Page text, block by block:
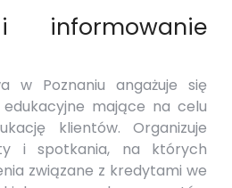
informowanie
w Poznaniu angażuje się
edukacyjne mające na celu
klientów. Organizuje
i spotkania, na których
związane z kredytami we